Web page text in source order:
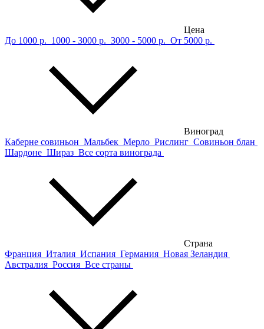
Цена
До 1000 р. 1000 - 3000 р. 3000 - 5000 р. От 5000 р.
Виноград
Каберне совиньон Мальбек Мерло Рислинг Совиньон блан
Шардоне Шираз Все сорта винограда
Страна
Франция Италия Испания Германия Новая Зеландия
Австралия Россия Все страны